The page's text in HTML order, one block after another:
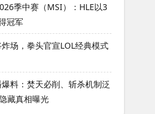
季中赛（MSI）：HLE以3
冠军
场，拳头官宣LOL经典模式
料：焚天必削、斩杀机制泛
藏真相曝光